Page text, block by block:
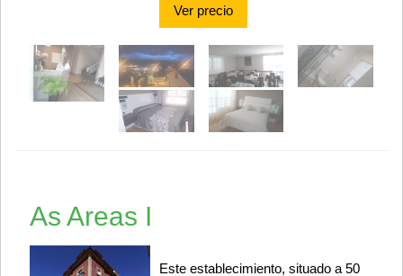
Ver precio
As Areas I
Este establecimiento, situado a 50